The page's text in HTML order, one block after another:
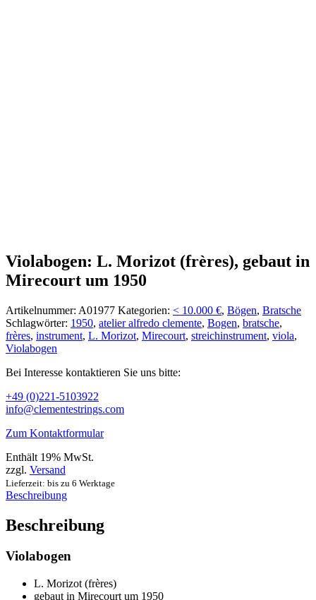
Violabogen: L. Morizot (frères), gebaut in
Mirecourt um 1950
Artikelnummer: A01977 Kategorien: < 10.000 €, Bögen, Bratsche
Schlagwörter: 1950, atelier alfredo clemente, Bogen, bratsche,
frères, instrument, L. Morizot, Mirecourt, streichinstrument, viola,
Violabogen
Bei Interesse kontaktieren Sie uns bitte:
+49 (0)221-5103922
info@clementestrings.com
Zum Kontaktformular
Enthält 19% MwSt.
zzgl. Versand
Lieferzeit: bis zu 6 Werktage
Beschreibung
Beschreibung
Violabogen
L. Morizot (frères)
gebaut in Mirecourt um 1950